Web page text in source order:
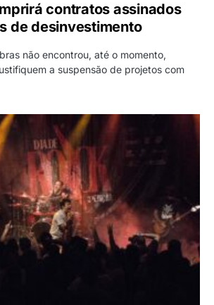
contratos assinados
de desinvestimento
não encontrou, até o momento,
a suspensão de projetos com